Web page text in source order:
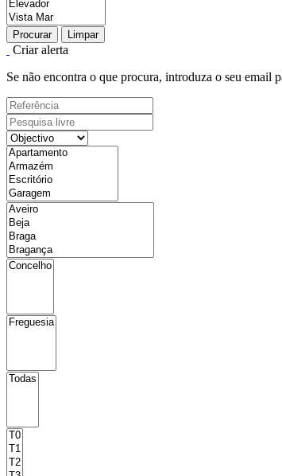
Procurar Limpar
Criar alerta
Se não encontra o que procura, introduza o seu email